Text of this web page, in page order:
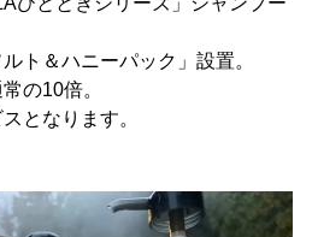
ト＆ハニーパック」設置。
の10倍。
となります。